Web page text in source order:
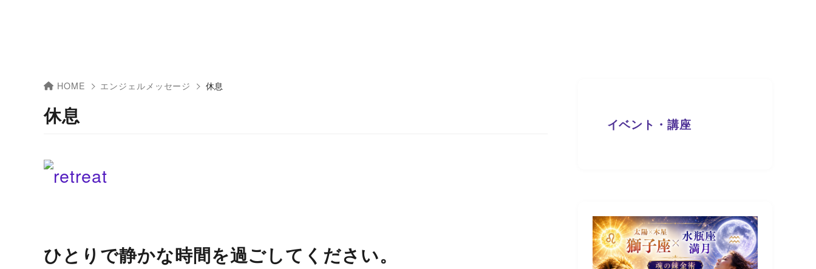
HOME エンジェルメッセージ 休息
休息
ひとりで静かな時間を過ごしてください。
イベント・講座